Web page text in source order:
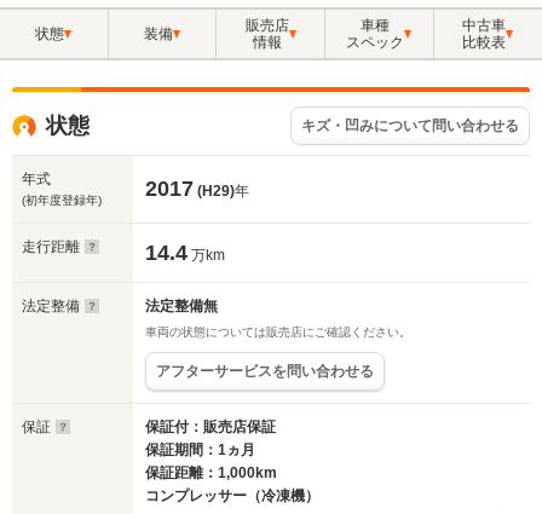
状態 装備
販売店
情報
車種
スペック
中古車
比較表
状態 キズ・凹みについて問い合わせる
年式
(初年度登録年) 2017 (H29)年
走行距離 14.4 万km
法定整備 法定整備無
車両の状態については販売店にご確認ください。
アフターサービスを問い合わせる
保証
保証付：販売店保証
保証期間：1ヵ月
保証距離：1,000km
コンプレッサー（冷凍機）